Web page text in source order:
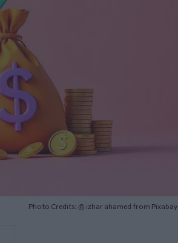
Photo Credits: @ izhar ahamed from Pixabay